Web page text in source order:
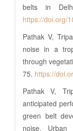
belts in
https://doi.org/
Pathak V,
noise in a
through
75. https://
Pathak V,
anticipated
green belt
noise. Urban